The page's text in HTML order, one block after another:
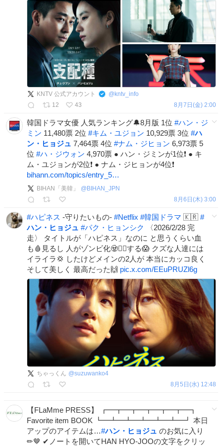
KNTV 公式アカウント @ kntv_info
12
43 8月7日(金) 2:00
韓国ドラマ女優 人気ランキング🔔8月版 1位 #ハン・ジ
ミン 11,480票 2位 #キム・ユジョン 10,929票 3位 #ハ
ン・ヒョジュ 7,464票 4位 #ナム・ジヒョン 6,973票 5
位 #ハ・ジウォン 4,970票 ● ハン・ジミンが1位❗ ● キ
ム・ユジョンが2位❗ ● ナム・ジヒョンが4位❗
bihann.com/topics/entry_5…
BIHAN「美韓」 @ BIHAN_JPN
8月6日(木) 3:00
#ハピネス -守りたいもの- #Netflix #韓国ドラマ 🇰🇷 #
ハン・ヒョジュ #パク・ヒョンシク
〈2026/2/28 完
走〉 タイトルが「ハピネス」なのに と思うくらい血
も🩸見るし 人がゾンビ化🧟🧟‍♀️する😱 クズな人達には
イライラ💢 したけどメインの2人が 本当にカッコ良く
そして美しく 最高だった🙌 pic.x.com/EEuPRUZl6g
ちゃっくん @suzuwanko4
8月5日(水) 12:48
【FLaMme PRESS】 ┏━┳━┳━┳━┳━┳━┓
Favorite item BOOK ┗━┻━┻━┻━┻━┻━┛ 本日
アップのアイテムは…#ハン・ヒョジュ のお気に入り
✏🤎 ✔ノートを開いてHAN HYO-JOOの文字をクリッ